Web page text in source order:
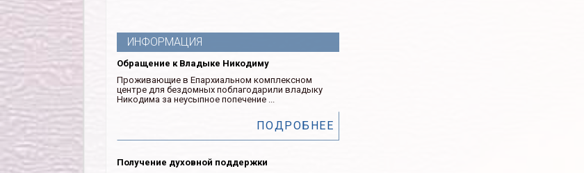
ИНФОРМАЦИЯ
Обращение к Владыке Никодиму
Проживающие в Епархиальном комплексном
центре для бездомных поблагодарили владыку
Никодима за неусыпное попечение ...
ПОДРОБНЕЕ
Получение духовной поддержки